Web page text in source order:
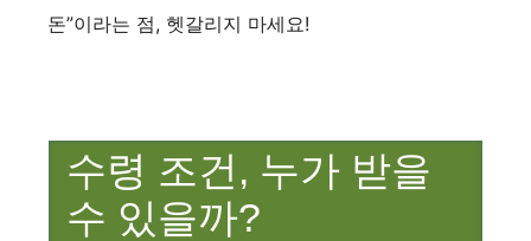
돈”이라는 점, 헷갈리지 마세요!
수령 조건, 누가 받을
수 있을까?